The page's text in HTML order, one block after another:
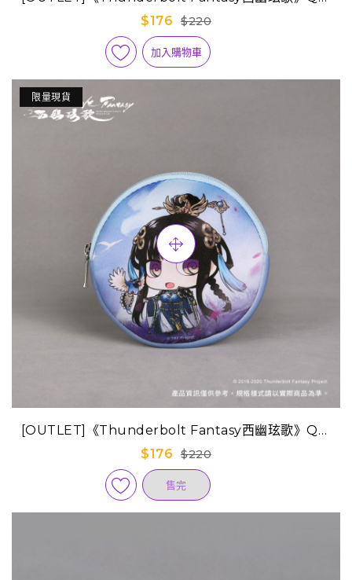
迷你隨身包-嘲風
$176 $220
加入購物車
限量現貨
[OUTLET]《Thunderbolt Fantasy西幽玹歌》Q版
迷你隨身包-睦天命(已售完)
$176 $220
售完